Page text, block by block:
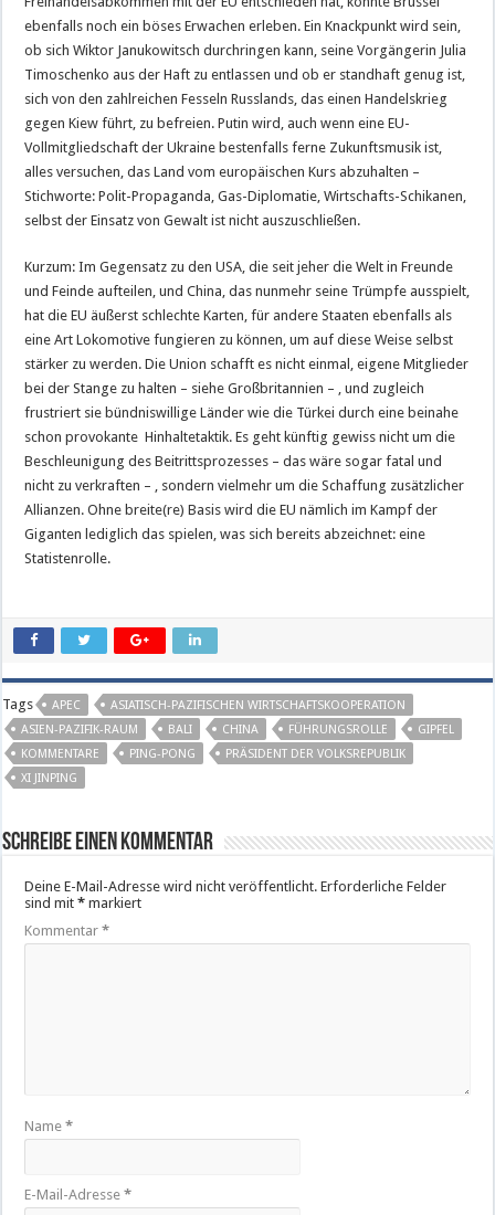
ebenfalls noch ein böses Erwachen erleben. Ein Knackpunkt wird sein,
ob sich Wiktor Janukowitsch durchringen kann, seine Vorgängerin Julia
Timoschenko aus der Haft zu entlassen und ob er standhaft genug ist,
sich von den zahlreichen Fesseln Russlands, das einen Handelskrieg
gegen Kiew führt, zu befreien. Putin wird, auch wenn eine EU-
Vollmitgliedschaft der Ukraine bestenfalls ferne Zukunftsmusik ist,
alles versuchen, das Land vom europäischen Kurs abzuhalten –
Stichworte: Polit-Propaganda, Gas-Diplomatie, Wirtschafts-Schikanen,
selbst der Einsatz von Gewalt ist nicht auszuschließen.
Kurzum: Im Gegensatz zu den USA, die seit jeher die Welt in Freunde
und Feinde aufteilen, und China, das nunmehr seine Trümpfe ausspielt,
hat die EU äußerst schlechte Karten, für andere Staaten ebenfalls als
eine Art Lokomotive fungieren zu können, um auf diese Weise selbst
stärker zu werden. Die Union schafft es nicht einmal, eigene Mitglieder
bei der Stange zu halten – siehe Großbritannien – , und zugleich
frustriert sie bündniswillige Länder wie die Türkei durch eine beinahe
schon provokante Hinhaltetaktik. Es geht künftig gewiss nicht um die
Beschleunigung des Beitrittsprozesses – das wäre sogar fatal und
nicht zu verkraften – , sondern vielmehr um die Schaffung zusätzlicher
Allianzen. Ohne breite(re) Basis wird die EU nämlich im Kampf der
Giganten lediglich das spielen, was sich bereits abzeichnet: eine
Statistenrolle.
Tags APEC
ASIATISCH-PAZIFISCHEN WIRTSCHAFTSKOOPERATION
ASIEN-PAZIFIK-RAUM
BALI CHINA FÜHRUNGSROLLE
GIPFEL
KOMMENTARE
PING-PONG
PRÄSIDENT DER VOLKSREPUBLIK
XI JINPING
Schreibe einen Kommentar
Deine E-Mail-Adresse wird nicht veröffentlicht. Erforderliche Felder
sind mit* markiert
Kommentar*
Name*
E-Mail-Adresse*